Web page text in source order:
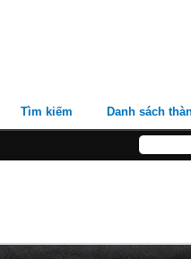
Tìm kiếm Danh sách